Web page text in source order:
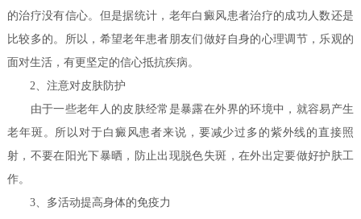
的治疗没有信心。但是据统计，老年白癜风患者治疗的成功人数还是
比较多的。所以，希望老年患者朋友们做好自身的心理调节，乐观的
面对生活，有更坚定的信心抵抗疾病。
2、注意对皮肤防护
由于一些老年人的皮肤经常是暴露在外界的环境中，就容易产生
老年斑。所以对于白癜风患者来说，要减少过多的紫外线的直接照
射，不要在阳光下暴晒，防止出现脱色失斑，在外出定要做好护肤工
作。
3、多活动提高身体的免疫力